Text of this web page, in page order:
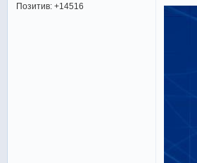
Позитив: +14516